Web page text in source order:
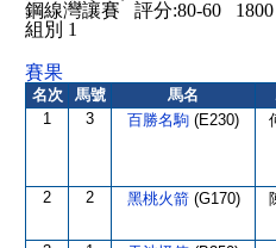
鋼線灣讓賽 評分:80-60
組別 1
賽果
名次 馬號 馬名
1
3 百勝名駒 (E230)
2 2 黑桃火箭 (G170)